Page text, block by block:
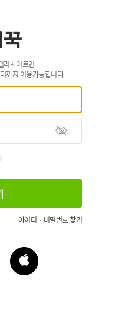
리사이트인
까지 이용가능합니다
아이디 · 비밀번호 찾기